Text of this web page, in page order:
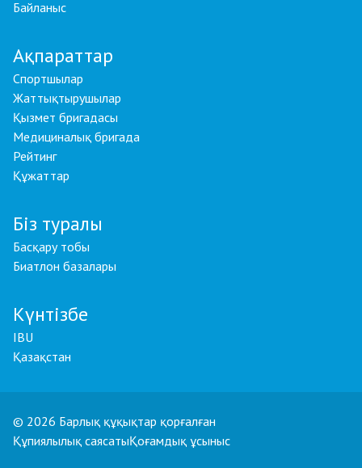
Байланыс
Ақпараттар
Спортшылар
Жаттықтырушылар
Қызмет бригадасы
Медициналық бригада
Рейтинг
Құжаттар
Біз туралы
Басқару тобы
Биатлон базалары
Күнтізбе
IBU
Қазақстан
© 2026 Барлық құқықтар қорғалған
Құпиялылық саясатыҚоғамдық ұсыныс